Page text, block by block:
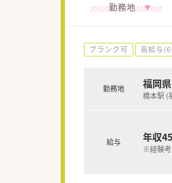
勤務地
ブランク可 高給与
勤務地 福岡
橋本駅 (
給与 年収
※経験